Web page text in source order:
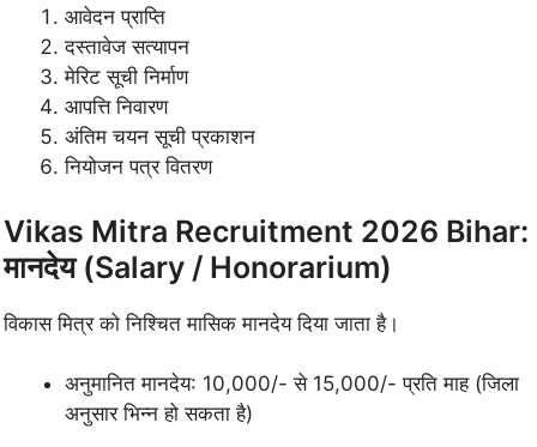
आवेदन प्राप्ति
दस्तावेज सत्यापन
मेरिट सूची निर्माण
आपत्ति निवारण
अंतिम चयन सूची प्रकाशन
नियोजन पत्र वितरण
Vikas Mitra Recruitment 2026 Bihar:
मानदेय (Salary / Honorarium)
विकास मित्र को निश्चित मासिक मानदेय दिया जाता है।
अनुमानित मानदेय: 10,000/- से 15,000/- प्रति माह (जिला
अनुसार भिन्न हो सकता है)